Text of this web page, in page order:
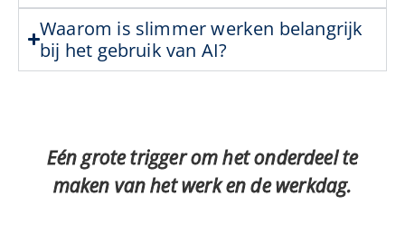
Waarom is slimmer werken belangrijk
bij het gebruik van AI?
Eén grote trigger om het onderdeel te
maken van het werk en de werkdag.